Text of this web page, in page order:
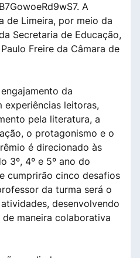
A
de Limeira, por meio da
Secretaria de Educação,
Freire da Câmara de
da
experiências leitoras,
pela literatura, a
o protagonismo e o
é direcionado às
3º, 4º e 5º ano do
cumprirão cinco desafios
da turma será o
desenvolvendo
maneira colaborativa